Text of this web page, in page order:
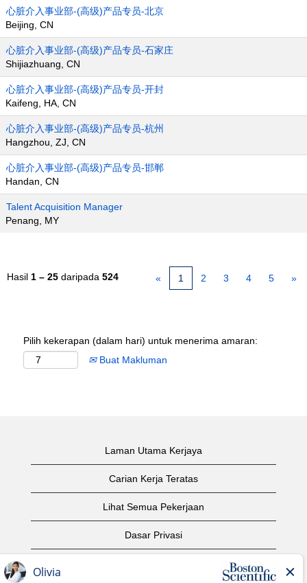
心脏介入事业部-(高级)产品专员-北京
Beijing, CN
心脏介入事业部-(高级)产品专员-石家庄
Shijiazhuang, CN
心脏介入事业部-(高级)产品专员-开封
Kaifeng, HA, CN
心脏介入事业部-(高级)产品专员-杭州
Hangzhou, ZJ, CN
心脏介入事业部-(高级)产品专员-邯郸
Handan, CN
Talent Acquisition Manager
Penang, MY
Hasil 1 – 25 daripada 524 « 1 2 3 4 5 »
Pilih kekerapan (dalam hari) untuk menerima amaran:
Buat Makluman
Laman Utama Kerjaya
Carian Kerja Teratas
Lihat Semua Pekerjaan
Dasar Privasi